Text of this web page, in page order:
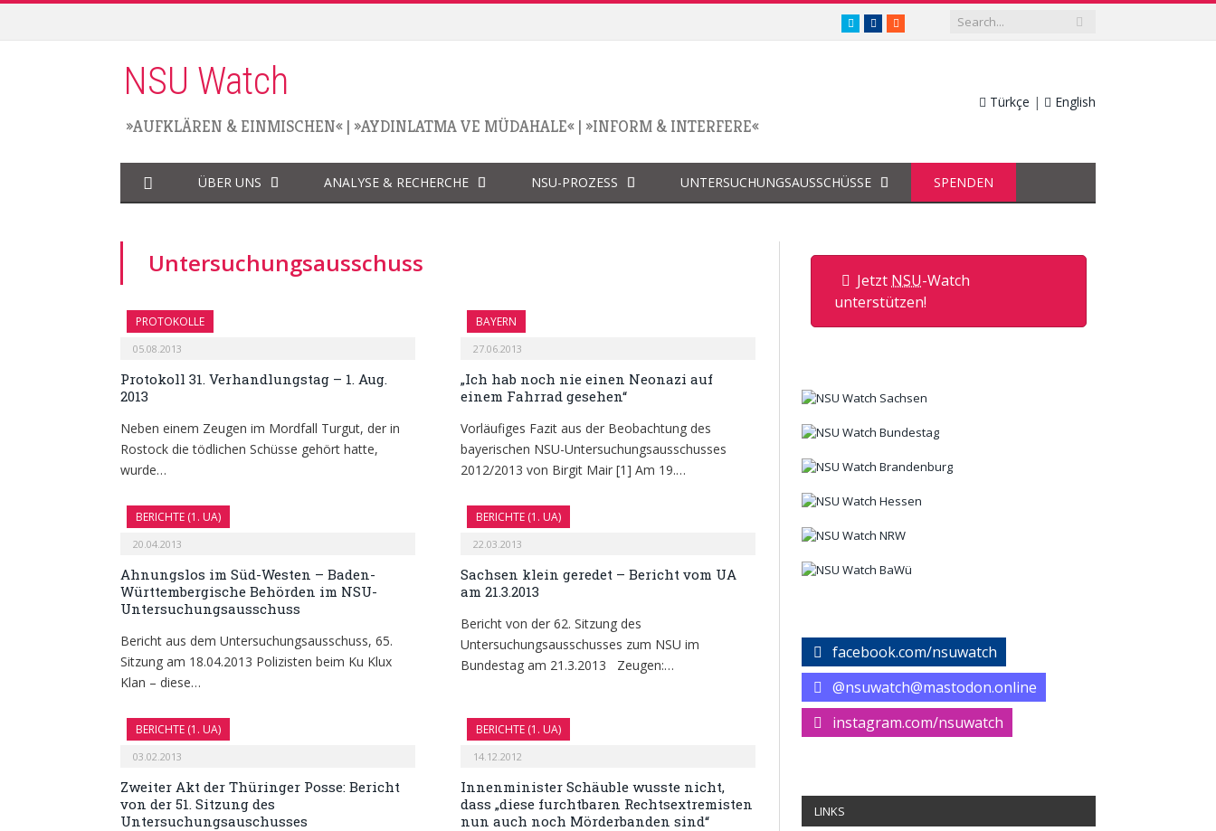
twitter.com/nsuwatch
facebook.com/nsuwatch
RSS
NSU Watch
»AUFKLÄREN & EINMISCHEN« | »AYDINLATMA VE MÜDAHALE« | »INFORM & INTERFERE«
Türkçe | English
ÜBER UNS ANALYSE & RECHERCHE NSU-PROZESS UNTERSUCHUNGSAUSSCHÜSSE SPENDEN
Untersuchungsausschuss
PROTOKOLLE
05.08.2013
Protokoll 31. Verhandlungstag – 1. Aug.
2013
Neben einem Zeugen im Mordfall Turgut, der in
Rostock die tödlichen Schüsse gehört hatte,
wurde…
BAYERN
27.06.2013
„Ich hab noch nie einen Neonazi auf
einem Fahrrad gesehen“
Vorläufiges Fazit aus der Beobachtung des
bayerischen NSU-Untersuchungsausschusses
2012/2013 von Birgit Mair [1] Am 19.…
BERICHTE (1. UA)
20.04.2013
Ahnungslos im Süd-Westen – Baden-
Württembergische Behörden im NSU-
Untersuchungsausschuss
Bericht aus dem Untersuchungsausschuss, 65.
Sitzung am 18.04.2013 Polizisten beim Ku Klux
Klan – diese…
BERICHTE (1. UA)
22.03.2013
Sachsen klein geredet – Bericht vom UA
am 21.3.2013
Bericht von der 62. Sitzung des
Untersuchungsausschusses zum NSU im
Bundestag am 21.3.2013 Zeugen:…
BERICHTE (1. UA)
03.02.2013
Zweiter Akt der Thüringer Posse: Bericht
von der 51. Sitzung des
Untersuchungsauschusses
BERICHTE (1. UA)
14.12.2012
Innenminister Schäuble wusste nicht,
dass „diese furchtbaren Rechtsextremisten
nun auch noch Mörderbanden sind“
Jetzt NSU-Watch
unterstützen!
facebook.com/nsuwatch
@nsuwatch@mastodon.online
instagram.com/nsuwatch
LINKS